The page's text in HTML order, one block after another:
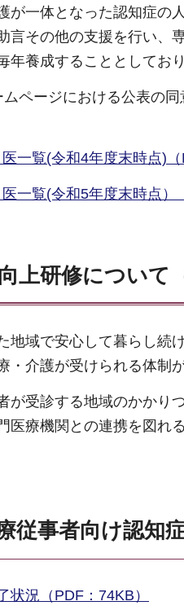
が一体となった認知症の
言その他の支援を行い、
年養成することとしており
ページにおける公表の
一覧(令和4年度末時点)（
一覧(令和5年度末時点）
上研修について
地域で安心して暮らし続
・介護が受けられる体制
が受診する地域のかかり
医療機関との連携を図れ
従事者向け認知
状況（PDF：74KB）